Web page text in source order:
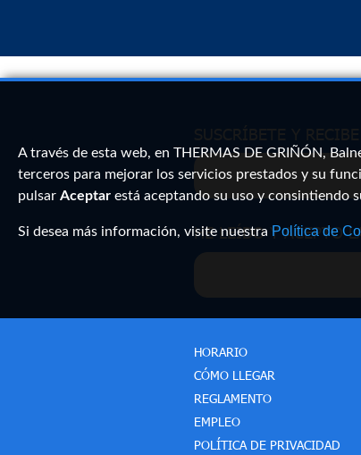
A través de esta web, en THERMAS DE GRIÑÓN,
terceros para mejorar los servicios prestados y su
pulsar Aceptar está aceptando su uso y consintiendo
Si desea más información, visite nuestra Política de
HE LEÍDO Y ACEPTO
HORARIO
CÓMO LLEGAR
REGLAMENTO
EMPLEO
POLÍTICA DE PRIVACIDAD